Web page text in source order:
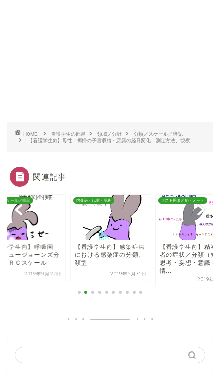
HOME 看護学生の部屋 領域／分野
分類／スケール／暗記
【看護学生向】母性：褥婦の子宮収縮・悪露の経日変化、測定方法、観察
関連記事
スケール／暗記
護学生向】呼吸困
ヒュージョーンズ分
ＭＲＣスケール
2019年9月27日
内分泌・代謝・免疫
【看護学生向】感染症法
における感染症の分類、
類型
2019年5月31日
テスト用まとめ・ノート
【看護学生向】精神
者の症状／分類（知
思考・妄想・意識・
情...
2019年6